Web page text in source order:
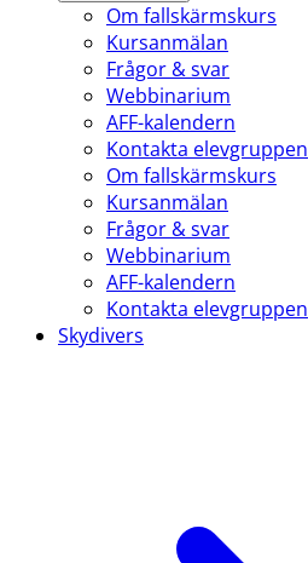
Om fallskärmskurs
Kursanmälan
Frågor & svar
Webbinarium
AFF-kalendern
Kontakta elevgruppen
Om fallskärmskurs
Kursanmälan
Frågor & svar
Webbinarium
AFF-kalendern
Kontakta elevgruppen
Skydivers